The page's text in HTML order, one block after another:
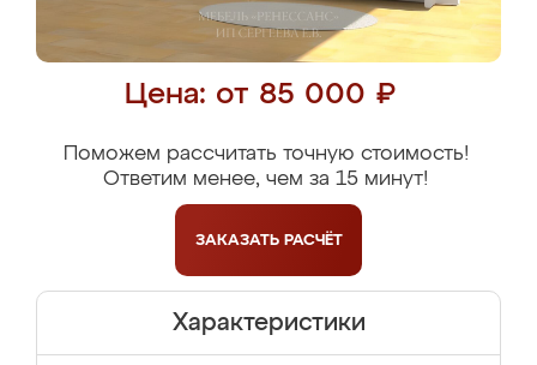
Цена: от 85 000 ₽
Поможем рассчитать точную стоимость!
Ответим менее, чем за 15 минут!
ЗАКАЗАТЬ РАСЧЁТ
Характеристики